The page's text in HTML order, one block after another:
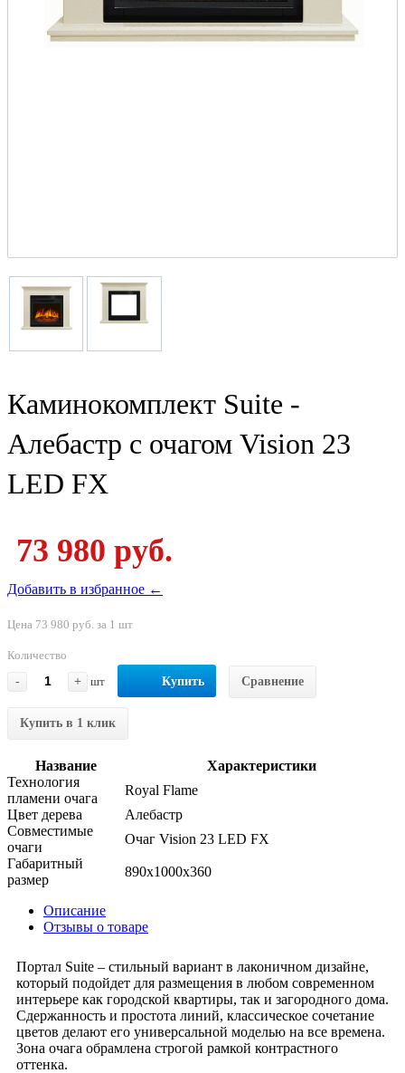
Каминокомплект Suite -
Алебастр с очагом Vision 23
LED FX
73 980 руб.
Добавить в избранное ←
Цена 73 980 руб. за 1 шт
Количество
-
+ шт Купить Сравнение
Купить в 1 клик
Название
Характеристики
Технология
пламени очага
Royal Flame
Цвет дерева
Алебастр
Совместимые
очаги
Очаг Vision 23 LED FX
Габаритный
размер
890x1000x360
Описание
Отзывы о товаре
Портал Suite – стильный вариант в лаконичном дизайне,
который подойдет для размещения в любом современном
интерьере как городской квартиры, так и загородного дома.
Сдержанность и простота линий, классическое сочетание
цветов делают его универсальной моделью на все времена.
Зона очага обрамлена строгой рамкой контрастного
оттенка.